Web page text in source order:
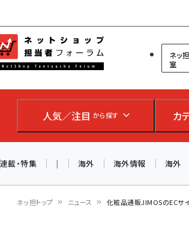
ネットショップ担
ネッ
室
人気／注目 から探す カ
連載・特集 | 海外 海外情報 海外
ネッ担トップ ニュース 化粧品通販JIMOSのECサ
AI
ア